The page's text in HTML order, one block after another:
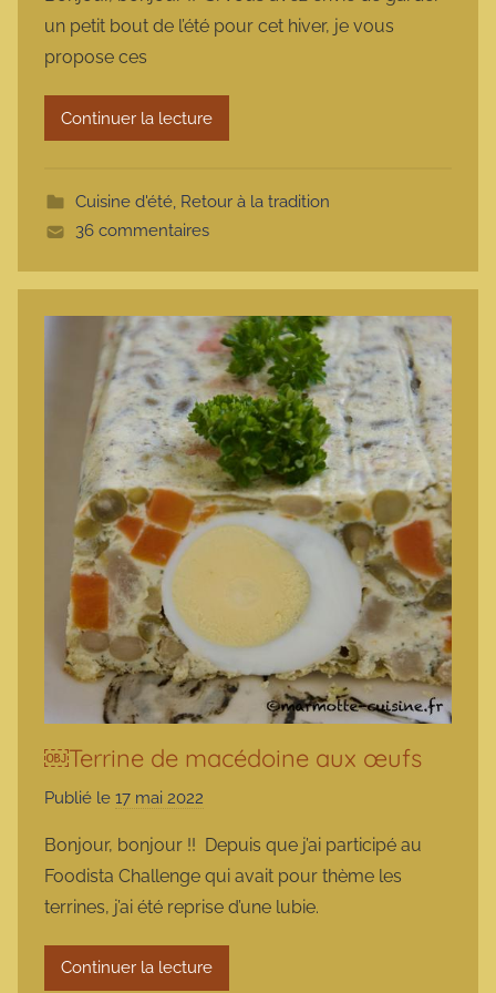
m
un petit bout de l’été pour cet hiver, je vous
propose ces
Continuer la lecture
Cuisine d'été, Retour à la tradition
36 commentaires
￼Terrine de macédoine aux œufs
Publié le 17 mai 2022
r
m
a
r
m
Bonjour, bonjour !! Depuis que j’ai participé au
Foodista Challenge qui avait pour thème les
terrines, j’ai été reprise d’une lubie.
Continuer la lecture